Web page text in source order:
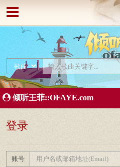
倾听王菲::OFAYE.com
登录
账号